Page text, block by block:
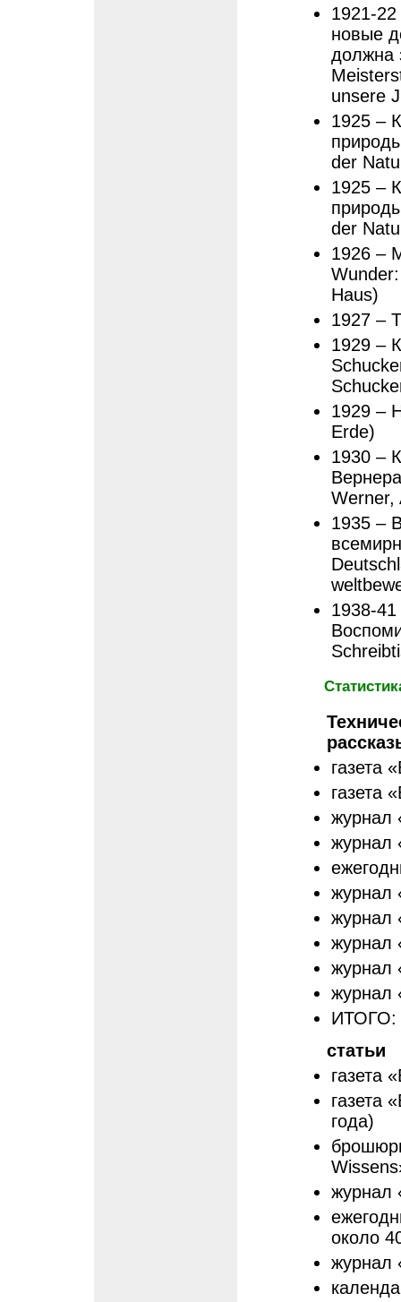
1921-
новые
должна
unsere
1925 –
der
1925 –
der
1926 –
Haus)
1927 –
1929 –
1929 –
Erde)
1930 –
Werner,
1935 –
1938-
газета
газета
журнал
журнал
журнал
журнал
журнал
журнал
журнал
ИТОГО:
статьи
газета
газета
года)
журнал
около
журнал